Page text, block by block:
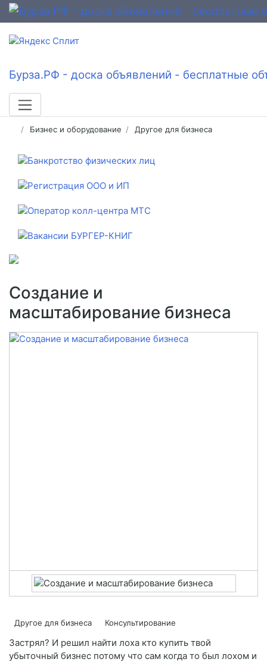
Бурза.РФ - доска объявлений - бесплатные
Бизнес и оборудование Другое для бизнеса
Создание и
масштабирование бизнеса
Другое для бизнеса Консультирование
Застрял? И решил найти лоха кто купить твой
убыточный бизнес потому что сам когда то был лохом и